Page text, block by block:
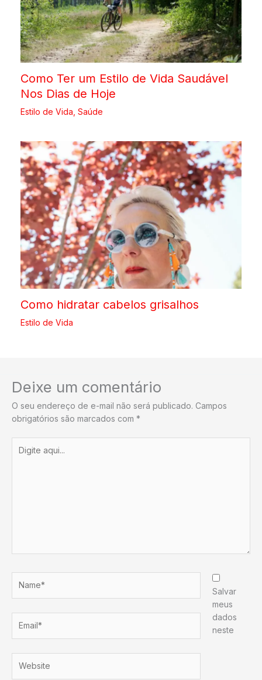
Como Ter um Estilo de Vida Saudável
Nos Dias de Hoje
Estilo de Vida Saúde
Como hidratar cabelos grisalhos
Estilo de Vida
Deixe um comentário
O seu endereço de e-mail não será publicado. Campos
obrigatórios são marcados com *
aqui...
Salvar
meus
dados
neste